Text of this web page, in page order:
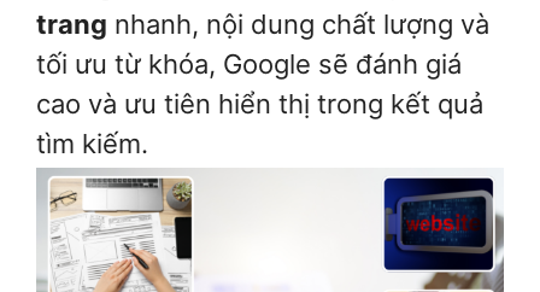
trang nhanh, nội dung chất lượng và
tối ưu từ khóa, Google sẽ đánh giá
cao và ưu tiên hiển thị trong kết quả
tìm kiếm.